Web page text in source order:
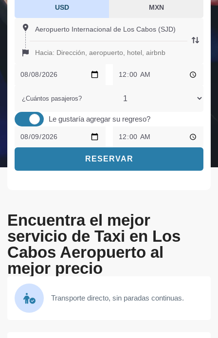
USD MXN
¿Cuántos pasajeros?
Le gustaría agregar su regreso?
RESERVAR
Encuentra el mejor
servicio de Taxi en Los
Cabos Aeropuerto al
mejor precio
Transporte directo, sin paradas continuas.